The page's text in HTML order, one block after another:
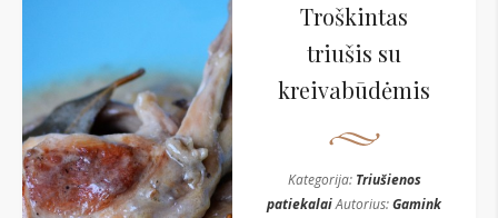
Troškintas
triušis su
kreivabūdėmis
Kategorija: Triušienos
patiekalaiAutorius:Gamink